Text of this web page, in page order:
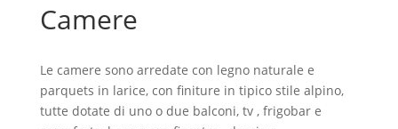
Camere
Le camere sono arredate con legno naturale e
parquets in larice, con finiture in tipico stile alpino,
tutte dotate di uno o due balconi, tv , frigobar e